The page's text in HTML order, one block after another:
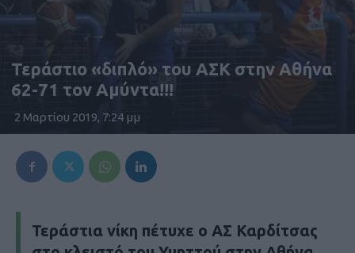
Τεράστιο «διπλό» του ΑΣΚ στην Αθήνα
62-71 τον Αμύντα!!!
2 Μαρτίου 2019, 7:24 μμ
Τεράστια νίκη πέτυχε ο ΑΣ Καρδίτσας